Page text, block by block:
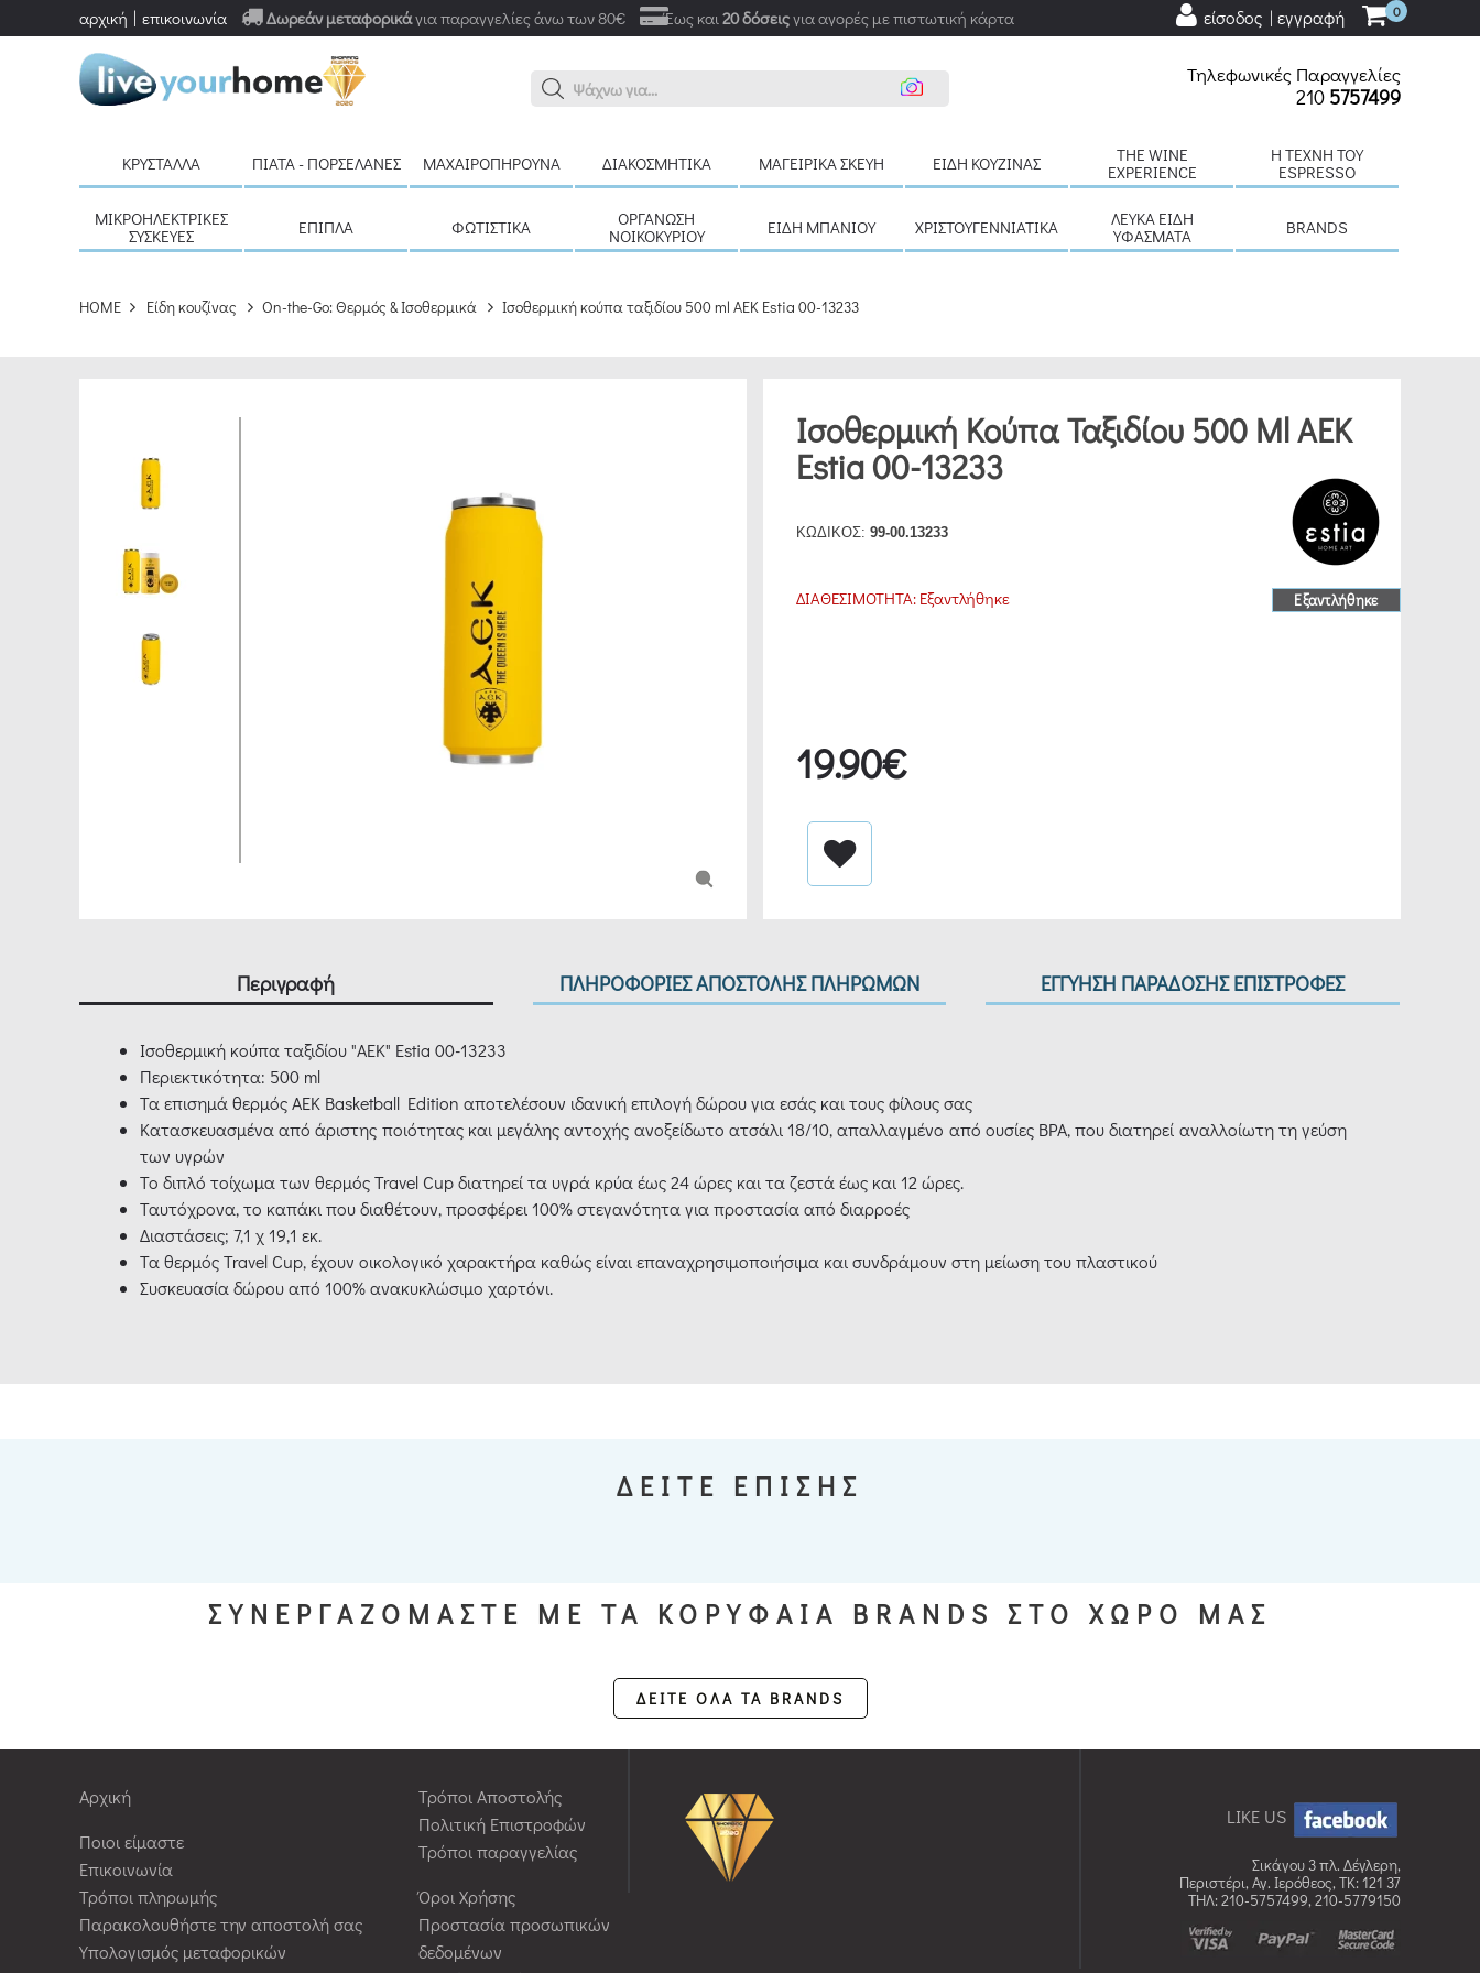
Δωρεάν μεταφορικάγια παραγγελίες άνω των 80€ Έως και20 δόσειςγια αγορές με πιστωτική κάρτα
αρχική επικοινωνία 0
είσοδος | εγγραφή
Αναζ
Τηλεφωνικές Παραγγελίες
210 5757499
ΚΡΎΣΤΑΛΛΑ ΠΙΆΤΑ - ΠΟΡΣΕΛΆΝΕΣ ΜΑΧΑΙΡΟΠΉΡΟΥΝΑ ΔΙΑΚΟΣΜΗΤΙΚΆ ΜΑΓΕΙΡΙΚΆ ΣΚΕΎΗ ΕΊΔΗ ΚΟΥΖΊΝΑΣ
THE WINE
EXPERIENCE
H ΤΈΧΝΗ ΤΟΥ
ESPRESSO
ΜΙΚΡΟΗΛΕΚΤΡΙΚΈΣ
ΣΥΣΚΕΥΈΣ
ΈΠΙΠΛΑ ΦΩΤΙΣΤΙΚΆ
ΟΡΓΆΝΩΣΗ
ΝΟΙΚΟΚΥΡΙΟΎ
ΕΊΔΗ ΜΠΆΝΙΟΥ ΧΡΙΣΤΟΥΓΕΝΝΙΆΤΙΚΑ
ΛΕΥΚΆ ΕΊΔΗ
ΥΦΆΣΜΑΤΑ
BRANDS
HOME Είδη κουζίνας On-the-Go: Θερμός & Ισοθερμικά Ισοθερμική κούπα ταξιδίου 500 ml ΑΕΚ Estia 00-13233
Ισοθερμική Κούπα Ταξιδίου 500 Ml ΑΕΚ
Estia 00-13233
ΚΩΔΙΚΟΣ: 99-00.13233
Εξαντλήθηκε
ΔΙΑΘΕΣΙΜΟΤΗΤΑ: Εξαντλήθηκε
19.90€
Περιγραφή ΠΛΗΡΟΦΟΡΙΕΣ ΑΠΟΣΤΟΛΗΣ ΠΛΗΡΩΜΩΝ ΕΓΓΥΗΣΗ ΠΑΡΑΔΟΣΗΣ ΕΠΙΣΤΡΟΦΕΣ
Ισοθερμική κούπα ταξιδίου "ΑΕΚ" Estia 00-13233
Περιεκτικότητα: 500 ml
Τα επισημά θερμός ΑΕΚ Basketball Edition αποτελέσουν ιδανική επιλογή δώρου για εσάς και τους φίλους σας
Κατασκευασμένα από άριστης ποιότητας και μεγάλης αντοχής ανοξείδωτο ατσάλι 18/10, απαλλαγμένο από ουσίες BPA, που διατηρεί αναλλοίωτη τη γεύση
των υγρών
Το διπλό τοίχωμα των θερμός Travel Cup διατηρεί τα υγρά κρύα έως 24 ώρες και τα ζεστά έως και 12 ώρες.
Ταυτόχρονα, το καπάκι που διαθέτουν, προσφέρει 100% στεγανότητα για προστασία από διαρροές
Διαστάσεις; 7,1 χ 19,1 εκ.
Τα θερμός Travel Cup, έχουν οικολογικό χαρακτήρα καθώς είναι επαναχρησιμοποιήσιμα και συνδράμουν στη μείωση του πλαστικού
Συσκευασία δώρου από 100% ανακυκλώσιμο χαρτόνι.
ΔΕΙΤΕ ΕΠΙΣΗΣ
ΣΥΝΕΡΓΑΖΟΜΑΣΤΕ ΜΕ ΤΑ ΚΟΡΥΦΑΙΑ BRANDS ΣΤΟ ΧΩΡΟ ΜΑΣ
ΔΕΙΤΕ ΟΛΑ ΤΑ BRANDS
Αρχική
Ποιοι είμαστε
Επικοινωνία
Τρόποι πληρωμής
Παρακολουθήστε την αποστολή σας
Υπολογισμός μεταφορικών
Τρόποι Αποστολής
Πολιτική Επιστροφών
Τρόποι παραγγελίας
Όροι Χρήσης
Προστασία προσωπικών
δεδομένων
LIKE US
Σικάγου 3 πλ. Δέγλερη,
Περιστέρι, Αγ. Ιερόθεος, TK: 121 37
ΤΗΛ: 210-5757499, 210-5779150